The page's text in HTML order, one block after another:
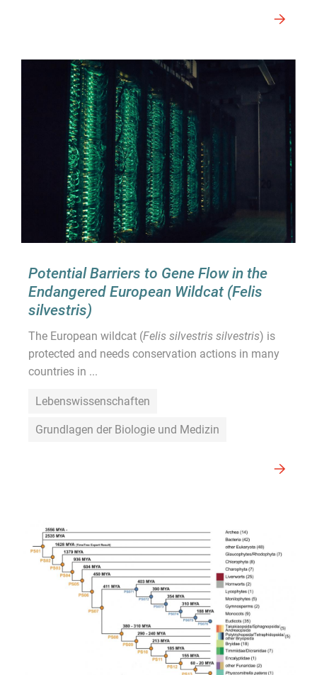
Potential Barriers to Gene Flow in the
Endangered European Wildcat (Felis
silvestris)
The European wildcat (Felis silvestris silvestris) is
protected and needs conservation actions in many
countries in ...
Lebenswissenschaften
Grundlagen der Biologie und Medizin